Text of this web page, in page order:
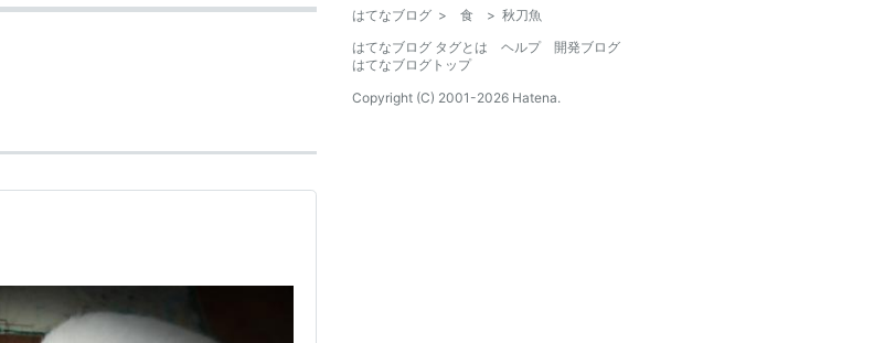
はてなブログ > 食 > 秋刀魚
はてなブログ タグとは
ヘルプ
開発ブログ
はてなブログトップ
Copyright (C) 2001-2026 Hatena.